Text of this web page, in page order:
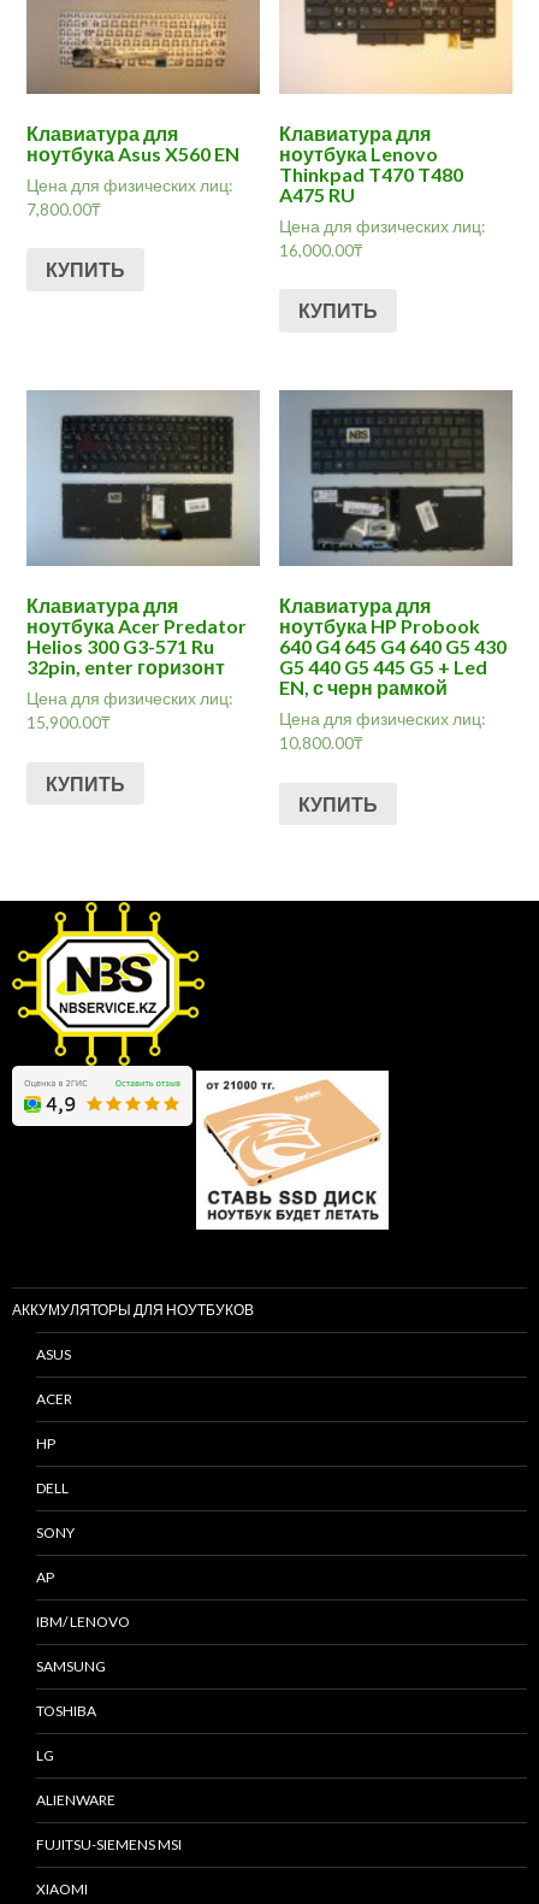
Клавиатура для
ноутбука Asus X560 EN
Цена для физических лиц:
7,800.00₸
КУПИТЬ
Клавиатура для
ноутбука Lenovo
Thinkpad T470 T480
A475 RU
Цена для физических лиц:
16,000.00₸
КУПИТЬ
Клавиатура для
ноутбука Acer Predator
Helios 300 G3-571 Ru
32pin, enter горизонт
Цена для физических лиц:
15,900.00₸
КУПИТЬ
Клавиатура для
ноутбука HP Probook
640 G4 645 G4 640 G5 430
G5 440 G5 445 G5 + Led
EN, с черн рамкой
Цена для физических лиц:
10,800.00₸
КУПИТЬ
АККУМУЛЯТОРЫ ДЛЯ НОУТБУКОВ
ASUS
ACER
HP
DELL
SONY
AP
IBM/ LENOVO
SAMSUNG
TOSHIBA
LG
ALIENWARE
FUJITSU-SIEMENS MSI
XIAOMI